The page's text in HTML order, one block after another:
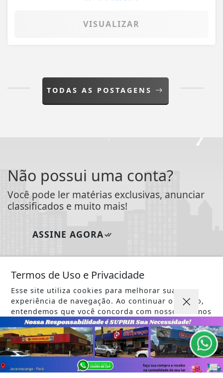
VISUALIZAR
TODAS AS POSTAGENS
Não possui uma conta?
Você pode ler matérias exclusivas, anunciar
classificados e muito mais!
ASSINE AGORA
Termos de Uso e Privacidade
Esse site utiliza cookies para melhorar sua
experiência de navegação. Ao continuar o acesso,
entendemos que você concorda com nossos Termos
de Uso e Privacidade.
PARA MAIS INFORMAÇÕES,ACESSE NOSSOS TERMOS
CLICANDO AQUI
PROSSEGUIR